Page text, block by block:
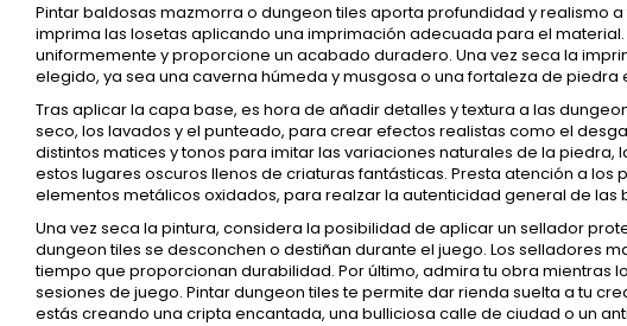
Pintar baldosas mazmorra o dungeon tiles aporta profundidad y realismo
imprima las losetas aplicando una imprimación adecuada para el material.
uniformemente y proporcione un acabado duradero. Una vez seca la
elegido, ya sea una caverna húmeda y musgosa o una fortaleza de piedra
Tras aplicar la capa base, es hora de añadir detalles y textura a las
seco, los lavados y el punteado, para crear efectos realistas como el
distintos matices y tonos para imitar las variaciones naturales de la
estos lugares oscuros llenos de criaturas fantásticas. Presta atención a
elementos metálicos oxidados, para realzar la autenticidad general de las
Una vez seca la pintura, considera la posibilidad de aplicar un sellador
dungeon tiles se desconchen o destiñan durante el juego. Los selladores
tiempo que proporcionan durabilidad. Por último, admira tu obra mientras
sesiones de juego. Pintar dungeon tiles te permite dar rienda suelta a tu
estás creando una cripta encantada, una bulliciosa calle de ciudad o un